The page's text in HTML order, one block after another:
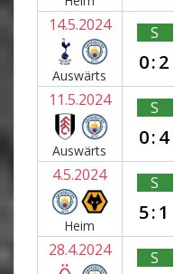
14.5.2024
Auswärts
S
0:2
11.5.2024
Auswärts
S
0:4
4.5.2024
Heim
S
5:1
28.4.2024 S